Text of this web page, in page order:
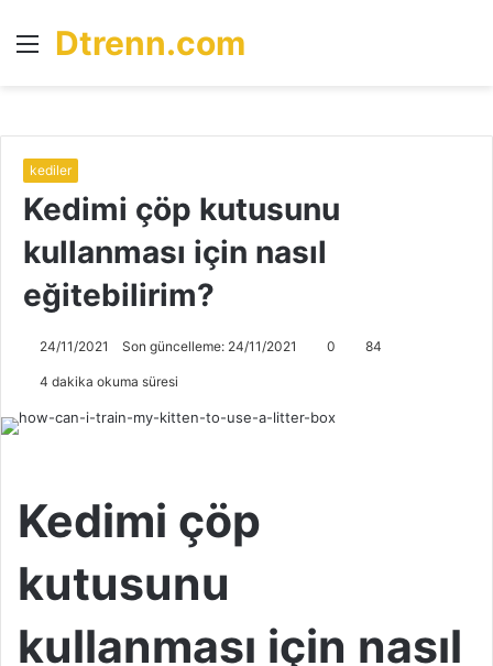
Menü
Dtrenn.com
kediler
Kedimi çöp kutusunu
kullanması için nasıl
eğitebilirim?
24/11/2021 Son güncelleme: 24/11/2021 0 84
4 dakika okuma süresi
Kedimi çöp
kutusunu
kullanması için nasıl